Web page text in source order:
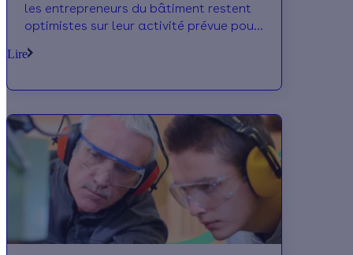
les entrepreneurs du bâtiment restent
optimistes sur leur activité prévue pour
cependant des tensions sur l'appareil
augmentation des prix qui
atteindraient « un niveau inédit ».
Lire